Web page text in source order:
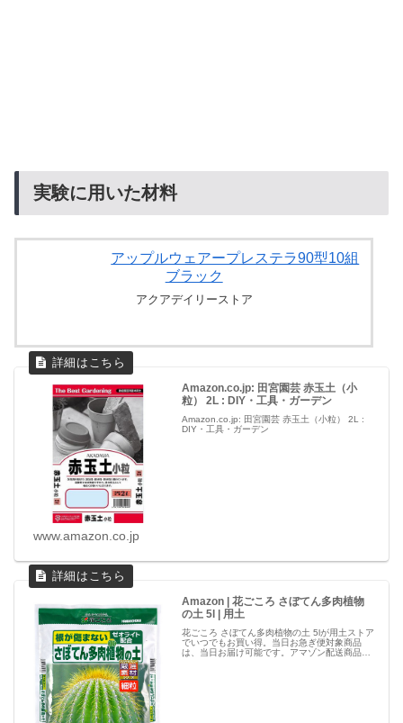
実験に用いた材料
アップルウェアープレステラ90型10組
ブラック
アクアデイリーストア
Amazon.co.jp: 田宮園芸 赤玉土（小
粒） 2L : DIY・工具・ガーデン
Amazon.co.jp: 田宮園芸 赤玉土（小粒） 2L :
DIY・工具・ガーデン
www.amazon.co.jp
Amazon | 花ごころ さぼてん多肉植物
の土 5l | 用土
花ごころ さぼてん多肉植物の土 5lが用土ストア
でいつでもお買い得。当日お急ぎ便対象商品
は、当日お届け可能です。アマゾン配送商品